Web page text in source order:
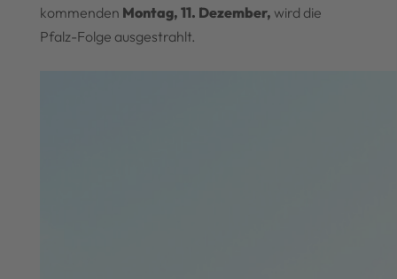
kommenden Montag, 11. Dezember, wird die
Pfalz-Folge ausgestrahlt.